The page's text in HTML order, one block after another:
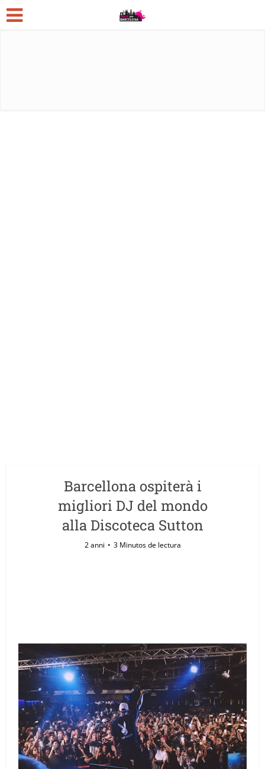
Barcellona ospiterà i
migliori DJ del mondo
alla Discoteca Sutton
2 anni 3 Minutos de lectura